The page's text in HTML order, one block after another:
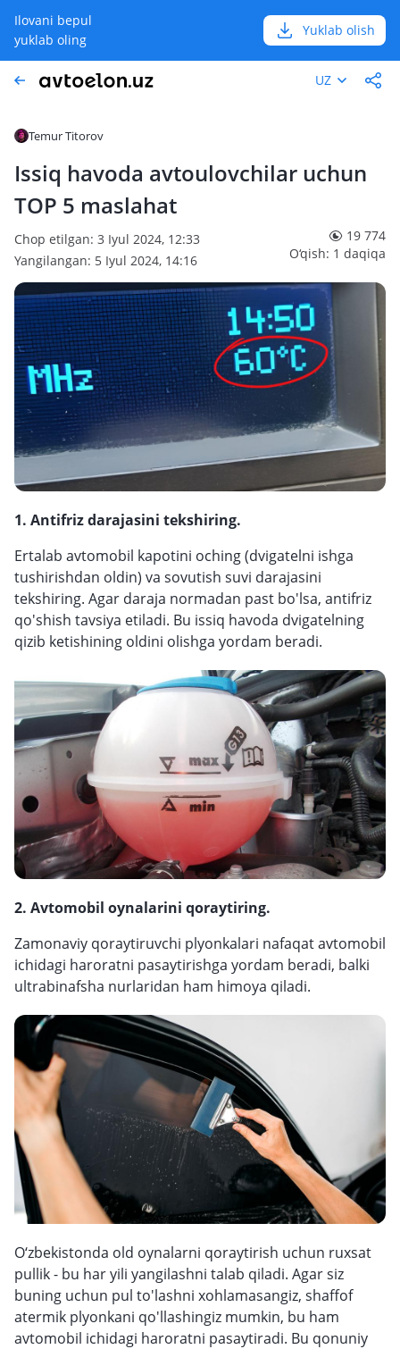
Ilovani bepul
yuklab oling
Yuklab olish
UZ
Temur Titorov
Issiq havoda avtoulovchilar uchun
TOP 5 maslahat
Chop etilgan: 3 Iyul 2024, 12:33
Yangilangan: 5 Iyul 2024, 14:16
19 774
O‘qish: 1 daqiqa
1. Antifriz darajasini tekshiring.
Ertalab avtomobil kapotini oching (dvigatelni ishga
tushirishdan oldin) va sovutish suvi darajasini
tekshiring. Agar daraja normadan past bo'lsa, antifriz
qo'shish tavsiya etiladi. Bu issiq havoda dvigatelning
qizib ketishining oldini olishga yordam beradi.
2. Avtomobil oynalarini qoraytiring.
Zamonaviy qoraytiruvchi plyonkalari nafaqat avtomobil
ichidagi haroratni pasaytirishga yordam beradi, balki
ultrabinafsha nurlaridan ham himoya qiladi.
O‘zbekistonda old oynalarni qoraytirish uchun ruxsat
pullik - bu har yili yangilashni talab qiladi. Agar siz
buning uchun pul to'lashni xohlamasangiz, shaffof
atermik plyonkani qo'llashingiz mumkin, bu ham
avtomobil ichidagi haroratni pasaytiradi. Bu qonuniy